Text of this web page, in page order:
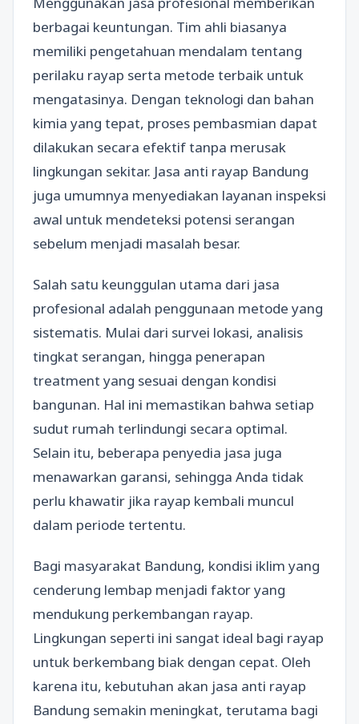
berbagai keuntungan. Tim ahli biasanya
memiliki pengetahuan mendalam tentang
perilaku rayap serta metode terbaik untuk
mengatasinya. Dengan teknologi dan bahan
kimia yang tepat, proses pembasmian dapat
dilakukan secara efektif tanpa merusak
lingkungan sekitar. Jasa anti rayap Bandung
juga umumnya menyediakan layanan inspeksi
awal untuk mendeteksi potensi serangan
sebelum menjadi masalah besar.
Salah satu keunggulan utama dari jasa
profesional adalah penggunaan metode yang
sistematis. Mulai dari survei lokasi, analisis
tingkat serangan, hingga penerapan
treatment yang sesuai dengan kondisi
bangunan. Hal ini memastikan bahwa setiap
sudut rumah terlindungi secara optimal.
Selain itu, beberapa penyedia jasa juga
menawarkan garansi, sehingga Anda tidak
perlu khawatir jika rayap kembali muncul
dalam periode tertentu.
Bagi masyarakat Bandung, kondisi iklim yang
cenderung lembap menjadi faktor yang
mendukung perkembangan rayap.
Lingkungan seperti ini sangat ideal bagi rayap
untuk berkembang biak dengan cepat. Oleh
karena itu, kebutuhan akan jasa anti rayap
Bandung semakin meningkat, terutama bagi